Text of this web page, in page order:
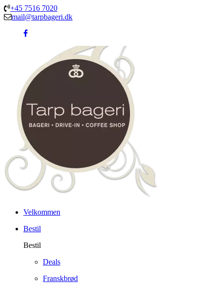
+45 7516 7020
mail@tarpbageri.dk
Velkommen
Bestil
Bestil
Deals
Franskbrød